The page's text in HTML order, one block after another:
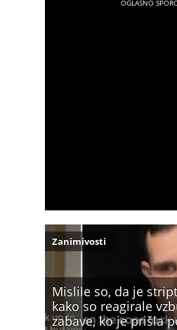
Mislile so, da je
kako so reagirale
zabave, ko je prišla
Zanimivosti